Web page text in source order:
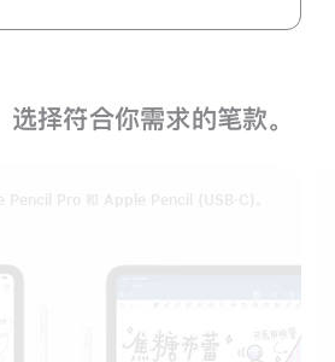
选择符合你需求的笔款。